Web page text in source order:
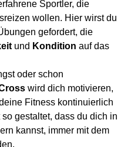
Sportler, die
wollen. Hier wirst du
gefordert, die
und Kondition auf das
oder schon
wird dich motivieren,
Fitness kontinuierlich
gestaltet, dass du dich in
kannst, immer mit dem